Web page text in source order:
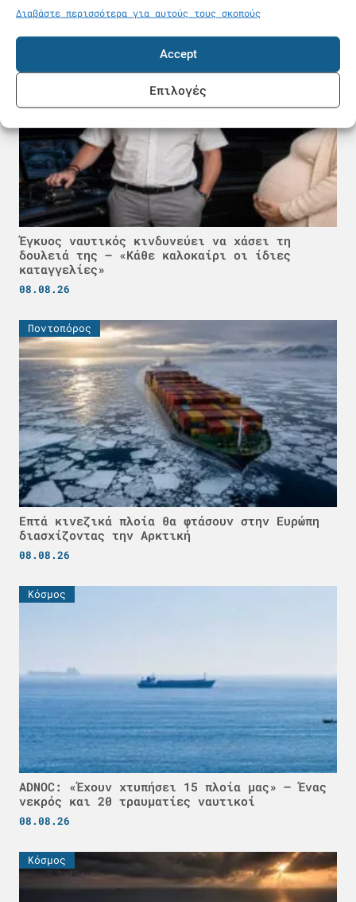
Διαβάστε περισσότερα για αυτούς τους σκοπούς
Accept
Επιλογές
08.08.26
Έγκυος ναυτικός κινδυνεύει να χάσει τη
δουλειά της – «Κάθε καλοκαίρι οι ίδιες
καταγγελίες»
08.08.26
Ποντοπόρος
Επτά κινεζικά πλοία θα φτάσουν στην Ευρώπη
διασχίζοντας την Αρκτική
08.08.26
Κόσμος
ADNOC: «Έχουν χτυπήσει 15 πλοία μας» – Ένας
νεκρός και 20 τραυματίες ναυτικοί
08.08.26
Κόσμος